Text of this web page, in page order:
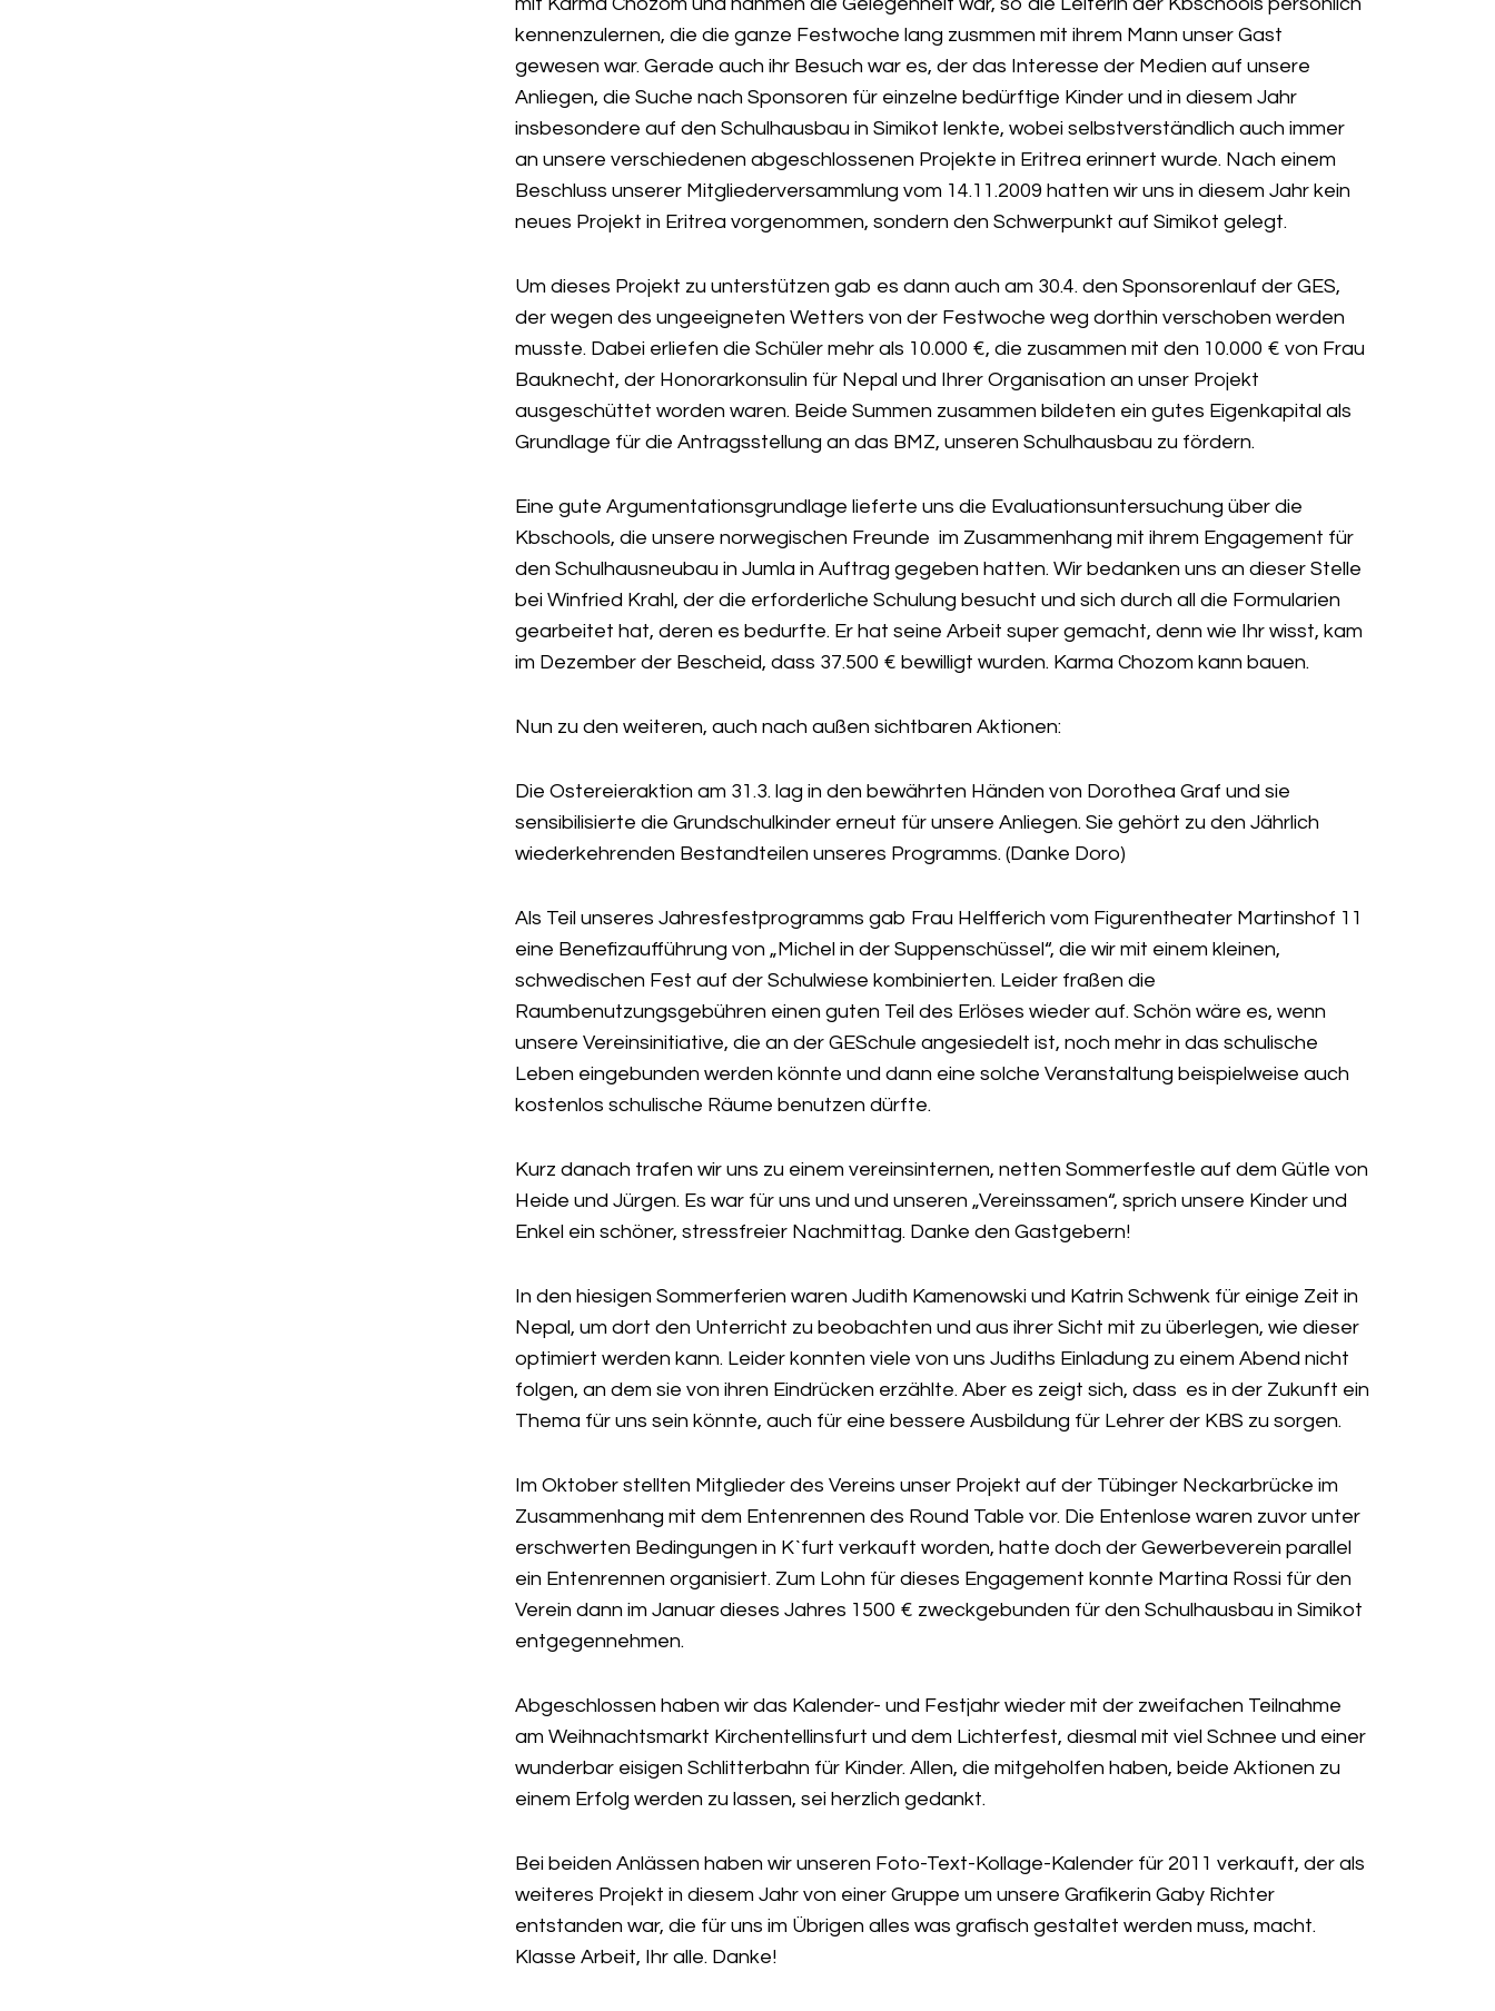
kennenzulernen, die die ganze Festwoche lang zusmmen mit ihrem Mann unser Gast
gewesen war. Gerade auch ihr Besuch war es, der das Interesse der Medien auf unsere
Anliegen, die Suche nach Sponsoren für einzelne bedürftige Kinder und in diesem Jahr
insbesondere auf den Schulhausbau in Simikot lenkte, wobei selbstverständlich auch immer
an unsere verschiedenen abgeschlossenen Projekte in Eritrea erinnert wurde. Nach einem
Beschluss unserer Mitgliederversammlung vom 14.11.2009 hatten wir uns in diesem Jahr kein
neues Projekt in Eritrea vorgenommen, sondern den Schwerpunkt auf Simikot gelegt.
Um dieses Projekt zu unterstützen gab es dann auch am 30.4. den Sponsorenlauf der GES,
der wegen des ungeeigneten Wetters von der Festwoche weg dorthin verschoben werden
musste. Dabei erliefen die Schüler mehr als 10.000 €, die zusammen mit den 10.000 € von Frau
Bauknecht, der Honorarkonsulin für Nepal und Ihrer Organisation an unser Projekt
ausgeschüttet worden waren. Beide Summen zusammen bildeten ein gutes Eigenkapital als
Grundlage für die Antragsstellung an das BMZ, unseren Schulhausbau zu fördern.
Eine gute Argumentationsgrundlage lieferte uns die Evaluationsuntersuchung über die
Kbschools, die unsere norwegischen Freunde im Zusammenhang mit ihrem Engagement für
den Schulhausneubau in Jumla in Auftrag gegeben hatten. Wir bedanken uns an dieser Stelle
bei Winfried Krahl, der die erforderliche Schulung besucht und sich durch all die Formularien
gearbeitet hat, deren es bedurfte. Er hat seine Arbeit super gemacht, denn wie Ihr wisst, kam
im Dezember der Bescheid, dass 37.500 € bewilligt wurden. Karma Chozom kann bauen.
Nun zu den weiteren, auch nach außen sichtbaren Aktionen:
Die Ostereieraktion am 31.3. lag in den bewährten Händen von Dorothea Graf und sie
sensibilisierte die Grundschulkinder erneut für unsere Anliegen. Sie gehört zu den Jährlich
wiederkehrenden Bestandteilen unseres Programms. (Danke Doro)
Als Teil unseres Jahresfestprogramms gab Frau Helfferich vom Figurentheater Martinshof 11
eine Benefizaufführung von „Michel in der Suppenschüssel“, die wir mit einem kleinen,
schwedischen Fest auf der Schulwiese kombinierten. Leider fraßen die
Raumbenutzungsgebühren einen guten Teil des Erlöses wieder auf. Schön wäre es, wenn
unsere Vereinsinitiative, die an der GESchule angesiedelt ist, noch mehr in das schulische
Leben eingebunden werden könnte und dann eine solche Veranstaltung beispielweise auch
kostenlos schulische Räume benutzen dürfte.
Kurz danach trafen wir uns zu einem vereinsinternen, netten Sommerfestle auf dem Gütle von
Heide und Jürgen. Es war für uns und und unseren „Vereinssamen“, sprich unsere Kinder und
Enkel ein schöner, stressfreier Nachmittag. Danke den Gastgebern!
In den hiesigen Sommerferien waren Judith Kamenowski und Katrin Schwenk für einige Zeit in
Nepal, um dort den Unterricht zu beobachten und aus ihrer Sicht mit zu überlegen, wie dieser
optimiert werden kann. Leider konnten viele von uns Judiths Einladung zu einem Abend nicht
folgen, an dem sie von ihren Eindrücken erzählte. Aber es zeigt sich, dass es in der Zukunft ein
Thema für uns sein könnte, auch für eine bessere Ausbildung für Lehrer der KBS zu sorgen.
Im Oktober stellten Mitglieder des Vereins unser Projekt auf der Tübinger Neckarbrücke im
Zusammenhang mit dem Entenrennen des Round Table vor. Die Entenlose waren zuvor unter
erschwerten Bedingungen in K`furt verkauft worden, hatte doch der Gewerbeverein parallel
ein Entenrennen organisiert. Zum Lohn für dieses Engagement konnte Martina Rossi für den
Verein dann im Januar dieses Jahres 1500 € zweckgebunden für den Schulhausbau in Simikot
entgegennehmen.
Abgeschlossen haben wir das Kalender- und Festjahr wieder mit der zweifachen Teilnahme
am Weihnachtsmarkt Kirchentellinsfurt und dem Lichterfest, diesmal mit viel Schnee und einer
wunderbar eisigen Schlitterbahn für Kinder. Allen, die mitgeholfen haben, beide Aktionen zu
einem Erfolg werden zu lassen, sei herzlich gedankt.
Bei beiden Anlässen haben wir unseren Foto-Text-Kollage-Kalender für 2011 verkauft, der als
weiteres Projekt in diesem Jahr von einer Gruppe um unsere Grafikerin Gaby Richter
entstanden war, die für uns im Übrigen alles was grafisch gestaltet werden muss, macht.
Klasse Arbeit, Ihr alle. Danke!